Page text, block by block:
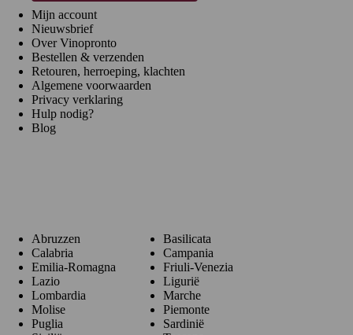
Mijn account
Nieuwsbrief
Over Vinopronto
Bestellen & verzenden
Retouren, herroeping, klachten
Algemene voorwaarden
Privacy verklaring
Hulp nodig?
Blog
Abruzzen
Basilicata
Calabria
Campania
Emilia-Romagna
Friuli-Venezia
Lazio
Ligurië
Lombardia
Marche
Molise
Piemonte
Puglia
Sardinië